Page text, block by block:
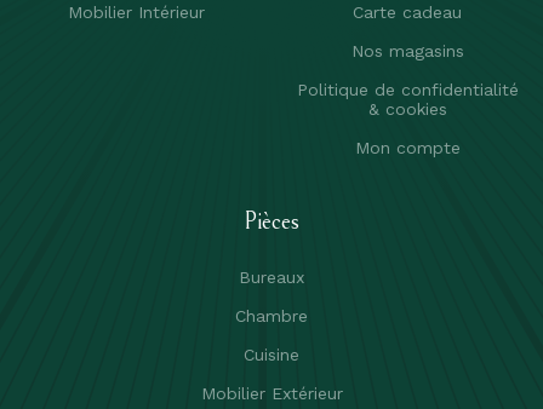
Mobilier Intérieur
Carte cadeau
Nos magasins
Politique de confidentialité
& cookies
Mon compte
Pièces
Bureaux
Chambre
Cuisine
Mobilier Extérieur